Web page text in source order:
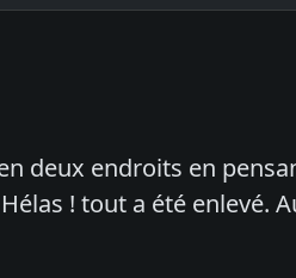
deux endroits en
! tout a été enlevé.